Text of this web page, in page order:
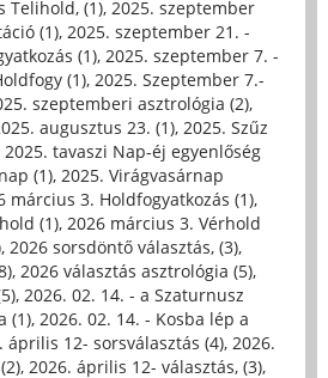
Telihold, (1), 2025. szeptember
(1), 2025. szeptember 21. -
(1), 2025. szeptember 7. -
(1), 2025. Szeptember 7.-
szeptemberi asztrológia (2),
augusztus 23. (1), 2025. Szűz
2025. tavaszi Nap-éj egyenlőség
(1), 2025. Virágvasárnap
március 3. Holdfogyatkozás (1),
(1), 2026 március 3. Vérhold
, 2026 sorsdöntő választás, (3),
, 2026 választás asztrológia (5),
, 2026. 02. 14. - a Szaturnusz
(1), 2026. 02. 14. - Kosba lép a
április 12- sorsválasztás (4), 2026.
, 2026. április 12- választás, (3),